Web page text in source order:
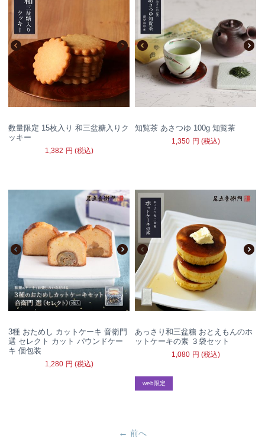
数量限定 15枚入り 和三盆糖入りク
ッキー
1,382 円 (税込)
知覧茶 あさつゆ 100g 知覧茶
1,350 円 (税込)
3種 おためし カットケーキ 音衛門
選 セレクト カット パウンドケー
キ 個包装
1,280 円 (税込)
あっさり和三盆糖 おとえもんのホ
ットケーキの素 ３袋セット
1,080 円 (税込)
web限定
前へ